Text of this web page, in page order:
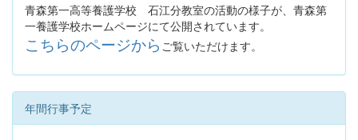
青森第一高等養護学校 石江分教室の活動の様子が、青森第
一養護学校ホームページにて公開されています。
こちらのページから ご覧いただけます。
年間行事予定